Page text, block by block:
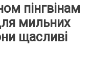
пінгвінам
мильних
щасливі